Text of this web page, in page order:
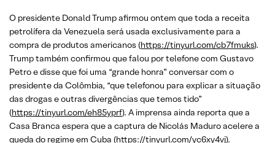
O presidente Donald Trump afirmou ontem que toda a receita
petrolífera da Venezuela será usada exclusivamente para a
compra de produtos americanos (https://tinyurl.com/cb7fmuks).
Trump também confirmou que falou por telefone com Gustavo
Petro e disse que foi uma “grande honra” conversar com o
presidente da Colômbia, “que telefonou para explicar a situação
das drogas e outras divergências que temos tido”
(https://tinyurl.com/eh85yprf). A imprensa ainda reporta que a
Casa Branca espera que a captura de Nicolás Maduro acelere a
queda do regime em Cuba (https://tinyurl.com/yc6xy4vj).